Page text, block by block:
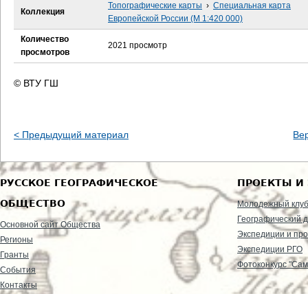
Коллекция
Топографические карты › Специальная карта
Европейской России (М 1:420 000)
Количество
просмотров
2021 просмотр
© ВТУ ГШ
< Предыдущий материал
РУССКОЕ ГЕОГРАФИЧЕСКОЕ
ОБЩЕСТВО
Основной сайт Общества
Регионы
Гранты
События
Контакты
ПРОЕКТЫ И
Молодежный клуб
Географический
Экспедиции и
Экспедиции РГО
Фотоконкурс